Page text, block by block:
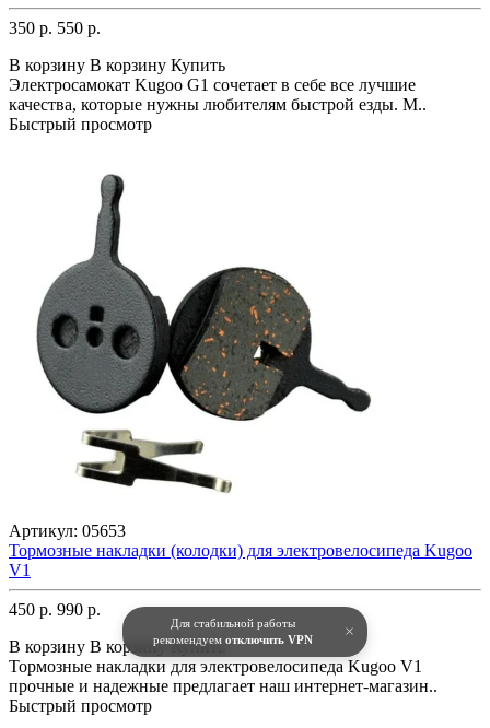
Для стабильной работы
рекомендуем отключить VPN ×
350 р. 550 р.
В корзину В корзину Купить
Электросамокат Kugoo G1 сочетает в себе все лучшие
качества, которые нужны любителям быстрой езды. М..
Быстрый просмотр
Артикул: 05653
Тормозные накладки (колодки) для электровелосипеда Kugoo
V1
450 р. 990 р.
В корзину В корзину Купить
Тормозные накладки для электровелосипеда Kugoo V1
прочные и надежные предлагает наш интернет-магазин..
Быстрый просмотр